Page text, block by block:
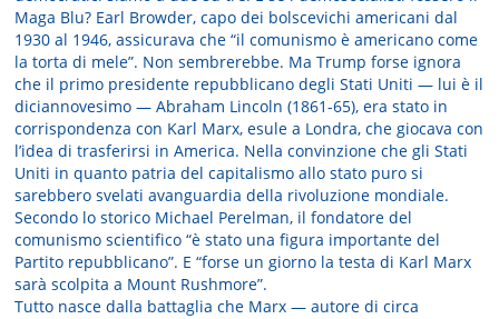
Maga Blu? Earl Browder, capo dei bolscevichi americani dal
1930 al 1946, assicurava che “il comunismo è americano come
la torta di mele”. Non sembrerebbe. Ma Trump forse ignora
che il primo presidente repubblicano degli Stati Uniti — lui è il
diciannovesimo — Abraham Lincoln (1861-65), era stato in
corrispondenza con Karl Marx, esule a Londra, che giocava con
l’idea di trasferirsi in America. Nella convinzione che gli Stati
Uniti in quanto patria del capitalismo allo stato puro si
sarebbero svelati avanguardia della rivoluzione mondiale.
Secondo lo storico Michael Perelman, il fondatore del
comunismo scientifico “è stato una figura importante del
Partito repubblicano”. E “forse un giorno la testa di Karl Marx
sarà scolpita a Mount Rushmore”.
Tutto nasce dalla battaglia che Marx — autore di circa